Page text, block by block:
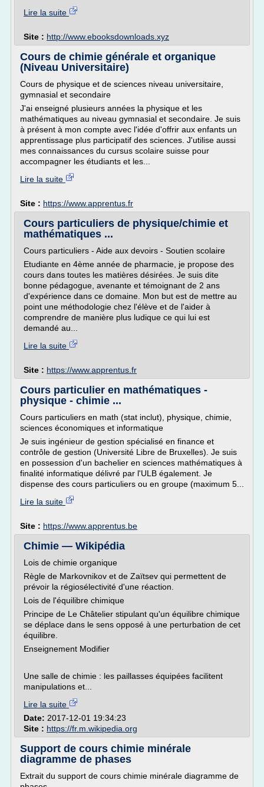
Lire la suite
Site : http://www.ebooksdownloads.xyz
Cours de chimie générale et organique
(Niveau Universitaire)
Cours de physique et de sciences niveau universitaire,
gymnasial et secondaire
J'ai enseigné plusieurs années la physique et les
mathématiques au niveau gymnasial et secondaire. Je suis
à présent à mon compte avec l'idée d'offrir aux enfants un
apprentissage plus participatif des sciences. J'utilise aussi
mes connaissances du cursus scolaire suisse pour
accompagner les étudiants et les...
Lire la suite
Site : https://www.apprentus.fr
Cours particuliers de physique/chimie et
mathématiques ...
Cours particuliers - Aide aux devoirs - Soutien scolaire
Etudiante en 4ème année de pharmacie, je propose des
cours dans toutes les matières désirées. Je suis dite
bonne pédagogue, avenante et témoignant de 2 ans
d'expérience dans ce domaine. Mon but est de mettre au
point une méthodologie chez l'élève et de l'aider à
comprendre de manière plus ludique ce qui lui est
demandé au...
Lire la suite
Site : https://www.apprentus.fr
Cours particulier en mathématiques -
physique - chimie ...
Cours particuliers en math (stat inclut), physique, chimie,
sciences économiques et informatique
Je suis ingénieur de gestion spécialisé en finance et
contrôle de gestion (Université Libre de Bruxelles). Je suis
en possession d'un bachelier en sciences mathématiques à
finalité informatique délivré par l'ULB également. Je
dispense des cours particuliers ou en groupe (maximum 5...
Lire la suite
Site : https://www.apprentus.be
Chimie — Wikipédia
Lois de chimie organique
Règle de Markovnikov et de Zaïtsev qui permettent de
prévoir la régiosélectivité d'une réaction.
Lois de l'équilibre chimique
Principe de Le Châtelier stipulant qu'un équilibre chimique
se déplace dans le sens opposé à une perturbation de cet
équilibre.
Enseignement Modifier
Une salle de chimie : les paillasses équipées facilitent
manipulations et...
Lire la suite
Date: 2017-12-01 19:34:23
Site : https://fr.m.wikipedia.org
Support de cours chimie minérale
diagramme de phases
Extrait du support de cours chimie minérale diagramme de